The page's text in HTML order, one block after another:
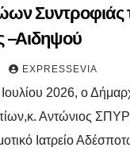
Συντροφιάς
–Αιδηψού
EXPRESSEVIA
2026, ο
Αντώνιος
Ιατρείο